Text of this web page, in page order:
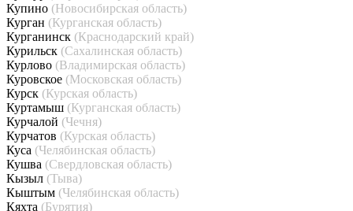
Купино (Новосибирская область)
Курган (Курганская область)
Курганинск (Краснодарский край)
Курильск (Сахалинская область)
Курлово (Владимирская область)
Куровское (Московская область)
Курск (Курская область)
Куртамыш (Курганская область)
Курчалой (Чечня)
Курчатов (Курская область)
Куса (Челябинская область)
Кушва (Свердловская область)
Кызыл (Тыва)
Кыштым (Челябинская область)
Кяхта (Бурятия)